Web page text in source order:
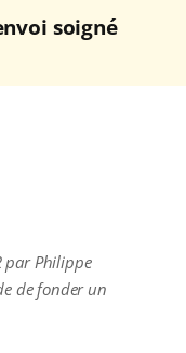
soigné
par Philippe
de fonder un